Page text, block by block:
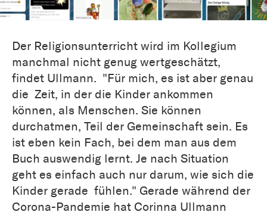
Der Religionsunterricht wird im Kollegium
manchmal nicht genug wertgeschätzt,
findet Ullmann. "Für mich, es ist aber genau
die Zeit, in der die Kinder ankommen
können, als Menschen. Sie können
durchatmen, Teil der Gemeinschaft sein. Es
ist eben kein Fach, bei dem man aus dem
Buch auswendig lernt. Je nach Situation
geht es einfach auch nur darum, wie sich die
Kinder gerade fühlen." Gerade während der
Corona-Pandemie hat Corinna Ullmann